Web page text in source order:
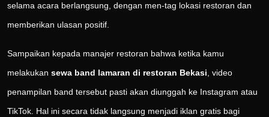
selama acara berlangsung, dengan men-tag lokasi restoran dan
memberikan ulasan positif.
Sampaikan kepada manajer restoran bahwa ketika kamu
melakukan sewa band lamaran di restoran Bekasi , video
penampilan band tersebut pasti akan diunggah ke Instagram atau
TikTok. Hal ini secara tidak langsung menjadi iklan gratis bagi